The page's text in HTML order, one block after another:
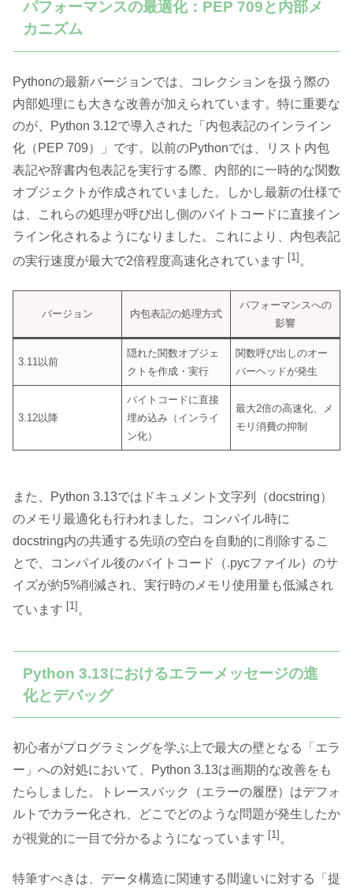
パフォーマンスの最適化：PEP 709と内部メ
カニズム
Pythonの最新バージョンでは、コレクションを扱う際の
内部処理にも大きな改善が加えられています。特に重要な
のが、Python 3.12で導入された「内包表記のインライン
化（PEP 709）」です。以前のPythonでは、リスト内包
表記や辞書内包表記を実行する際、内部的に一時的な関数
オブジェクトが作成されていました。しかし最新の仕様で
は、これらの処理が呼び出し側のバイトコードに直接イン
ライン化されるようになりました。これにより、内包表記
の実行速度が最大で2倍程度高速化されています [1] 。
バージョン 内包表記の処理方式
パフォーマンスへの
影響
3.11以前
隠れた関数オブジェ
クトを作成・実行
関数呼び出しのオー
バーヘッドが発生
3.12以降
バイトコードに直接
埋め込み（インライ
ン化）
最大2倍の高速化、メ
モリ消費の抑制
また、Python 3.13ではドキュメント文字列（docstring）
のメモリ最適化も行われました。コンパイル時に
docstring内の共通する先頭の空白を自動的に削除するこ
とで、コンパイル後のバイトコード（.pycファイル）のサ
イズが約5%削減され、実行時のメモリ使用量も低減され
ています [1] 。
Python 3.13におけるエラーメッセージの進
化とデバッグ
初心者がプログラミングを学ぶ上で最大の壁となる「エラ
ー」への対処において、Python 3.13は画期的な改善をも
たらしました。トレースバック（エラーの履歴）はデフォ
ルトでカラー化され、どこでどのような問題が発生したか
が視覚的に一目で分かるようになっています [1] 。
特筆すべきは、データ構造に関連する間違いに対する「提